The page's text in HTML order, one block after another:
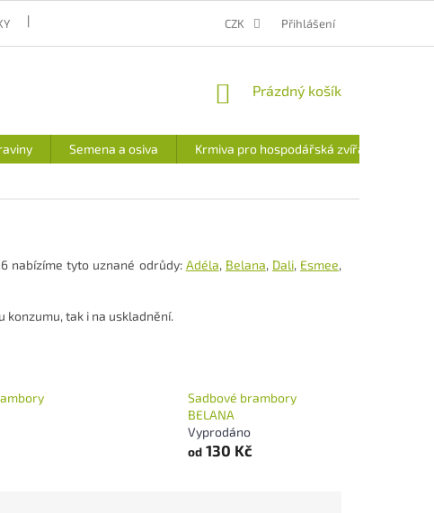
CENA DOPRAVY A PLATEB
CZK Přihlášení
NÁKUPNÍ
Prázdný košík
Semena a osiva Krmiva pro hospodářská zvířata
nabízíme tyto uznané odrůdy: Adéla, Belana, Dali, Esmee,
konzumu, tak i na uskladnění.
Sadbové brambory
BELANA
Vyprodáno
od130 Kč